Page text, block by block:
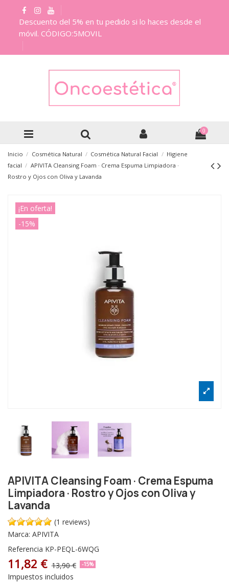
Descuento del 5% en tu pedido si lo haces desde el
móvil. CÓDIGO:5MOVIL
0
Inicio Cosmética Natural Cosmética Natural Facial
Higiene
facial
APIVITA Cleansing Foam · Crema Espuma Limpiadora ·
Rostro y Ojos con Oliva y Lavanda
¡En oferta!
-15%
APIVITA Cleansing Foam · Crema Espuma
Limpiadora · Rostro y Ojos con Oliva y
Lavanda
(1 reviews)
Marca: APIVITA
Referencia KP-PEQL-6WQG
11,82 € 13,90 € -15%
Impuestos incluidos